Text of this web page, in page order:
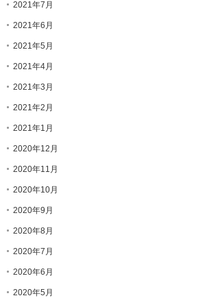
2021年7月
2021年6月
2021年5月
2021年4月
2021年3月
2021年2月
2021年1月
2020年12月
2020年11月
2020年10月
2020年9月
2020年8月
2020年7月
2020年6月
2020年5月